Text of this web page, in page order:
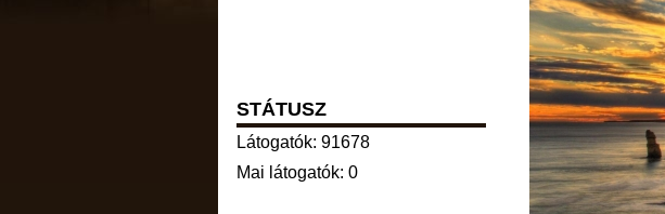
STÁTUSZ
Látogatók: 91678
Mai látogatók: 0